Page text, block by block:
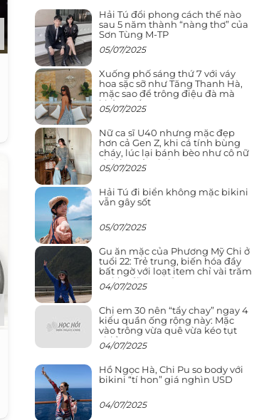
Hải Tú đổi phong cách thế nào
sau 5 năm thành “nàng thơ” của
Sơn Tùng M-TP
05/07/2025
Xuống phố sáng thứ 7 với váy
hoa sặc sỡ như Tăng Thanh Hà,
mặc sao để trông điệu đà mà
không sến
05/07/2025
Nữ ca sĩ U40 nhưng mặc đẹp
hơn cả Gen Z, khi cá tính bùng
cháy, lúc lại bánh bèo như cô nữ
chính ngôn tình
05/07/2025
Hải Tú đi biển không mặc bikini
vẫn gây sốt
05/07/2025
Gu ăn mặc của Phương Mỹ Chi ở
tuổi 22: Trẻ trung, biến hóa đầy
bất ngờ với loạt item chỉ vài trăm
nghìn đã mua được
04/07/2025
Chị em 30 nên “tẩy chay” ngay 4
kiểu quần ống rộng này: Mặc
vào trông vừa quê vừa kéo tụt
chiều cao
04/07/2025
Hồ Ngọc Hà, Chi Pu so body với
bikini “tí hon” giá nghìn USD
04/07/2025